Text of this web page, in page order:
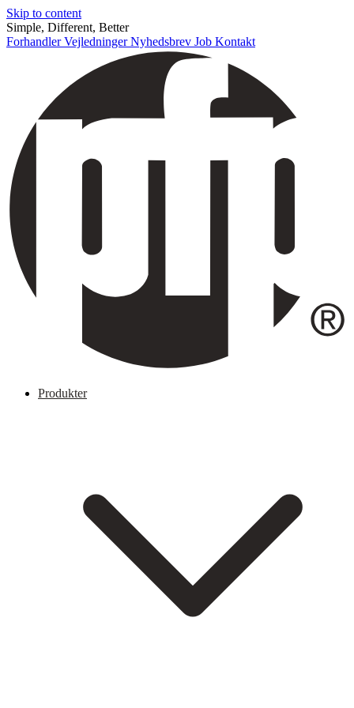
Skip to content
Simple, Different, Better
ForhandlerVejledningerNyhedsbrev Job Kontakt
Produkter